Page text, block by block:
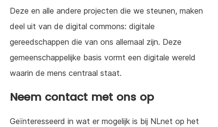
Deze en alle andere projecten die we steunen, maken
deel uit van de digital commons: digitale
gereedschappen die van ons allemaal zijn. Deze
gemeenschappelijke basis vormt een digitale wereld
waarin de mens centraal staat.
Neem contact met ons op
Geïnteresseerd in wat er mogelijk is bij NLnet op het